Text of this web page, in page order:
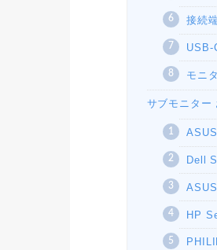
接続
USB-
モニ
サブモニター
Dell
HP